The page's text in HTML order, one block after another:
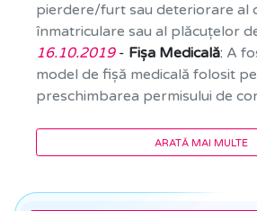
pierdere/furt sau deteriorare al
înmatriculare sau al plăcuțelor
16.10.2019- Fișa Medicală: A
model de fișă medicală folosit
preschimbarea permisului de
ARATĂ MAI MULTE